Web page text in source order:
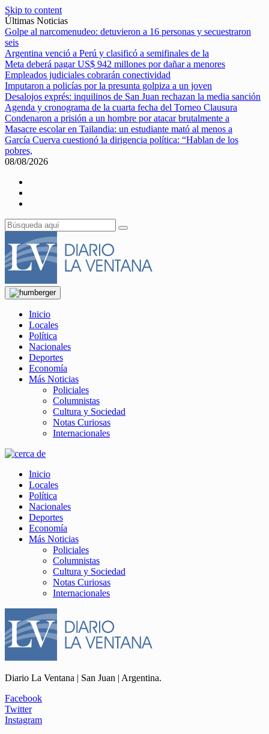
Skip to content
Últimas Noticias
Golpe al narcomenudeo: detuvieron a 16 personas y secuestraron
seis
Argentina venció a Perú y clasificó a semifinales de la
Meta deberá pagar US$ 942 millones por dañar a menores
Empleados judiciales cobrarán conectividad
Imputaron a policías por la presunta golpiza a un joven
Desalojos exprés: inquilinos de San Juan rechazan la media sanción
Agenda y cronograma de la cuarta fecha del Torneo Clausura
Condenaron a prisión a un hombre por atacar brutalmente a
Masacre escolar en Tailandia: un estudiante mató al menos a
García Cuerva cuestionó la dirigencia política: “Hablan de los
pobres,
08/08/2026
Inicio
Locales
Política
Nacionales
Deportes
Economía
Más Noticias
Policiales
Columnistas
Cultura y Sociedad
Notas Curiosas
Internacionales
Inicio
Locales
Política
Nacionales
Deportes
Economía
Más Noticias
Policiales
Columnistas
Cultura y Sociedad
Notas Curiosas
Internacionales
Diario La Ventana | San Juan | Argentina.
Facebook
Twitter
Instagram